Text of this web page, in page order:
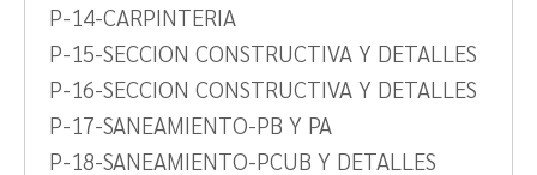
P-14-CARPINTERIA
P-15-SECCION CONSTRUCTIVA Y DETALLES
P-16-SECCION CONSTRUCTIVA Y DETALLES
P-17-SANEAMIENTO-PB Y PA
P-18-SANEAMIENTO-PCUB Y DETALLES